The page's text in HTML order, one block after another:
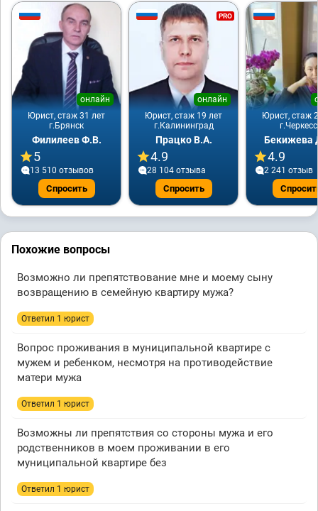
Юрист, стаж 31 лет
онлайн
г.Брянск
Филилеев Ф.В.
5
13 510 отзывов
Спросить
PRO
Юрист, стаж 19 лет
онлайн
г.Калининград
Працко В.А.
4.9
28 104 отзывa
Спросить
Юрист, стаж
Бекижева
4.9
2 241 отзыв
Похожие вопросы
Возможно ли препятствование мне и моему сыну
возвращению в семейную квартиру мужа?
Ответил 1 юрист
Вопрос проживания в муниципальной квартире с
мужем и ребенком, несмотря на противодействие
матери мужа
Ответил 1 юрист
Возможны ли препятствия со стороны мужа и его
родственников в моем проживании в его
муниципальной квартире без
Ответил 1 юрист